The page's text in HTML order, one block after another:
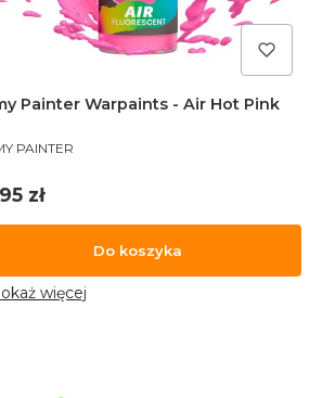
Painter Warpaints - Air Hot Pink
PAINTER
zł
Do koszyka
więcej